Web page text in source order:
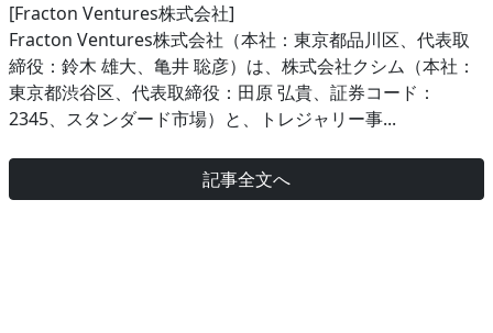
[Fracton Ventures株式会社]
Fracton Ventures株式会社（本社：東京都品川区、代表取
締役：鈴木 雄大、亀井 聡彦）は、株式会社クシム（本社：
東京都渋谷区、代表取締役：田原 弘貴、証券コード：
2345、スタンダード市場）と、トレジャリー事...
記事全文へ